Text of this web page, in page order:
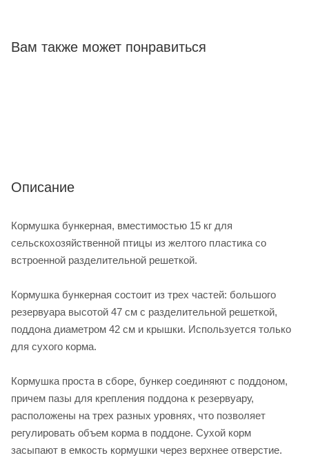
Вам также может понравиться
Описание
Кормушка бункерная, вместимостью 15 кг для
сельскохозяйственной птицы из желтого пластика со
встроенной разделительной решеткой.
Кормушка бункерная состоит из трех частей: большого
резервуара высотой 47 см с разделительной решеткой,
поддона диаметром 42 см и крышки. Используется только
для сухого корма.
Кормушка проста в сборе, бункер соединяют с поддоном,
причем пазы для крепления поддона к резервуару,
расположены на трех разных уровнях, что позволяет
регулировать объем корма в поддоне. Сухой корм
засыпают в емкость кормушки через верхнее отверстие.